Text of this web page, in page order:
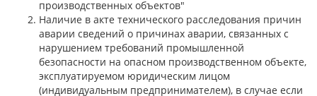
производственных объектов"
Наличие в акте технического расследования причин
аварии сведений о причинах аварии, связанных с
нарушением требований промышленной
безопасности на опасном производственном объекте,
эксплуатируемом юридическим лицом
(индивидуальным предпринимателем), в случае если